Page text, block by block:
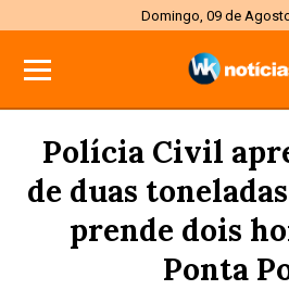
Domingo, 09 de
Polícia Civil
de duas
prende dois
Ponta